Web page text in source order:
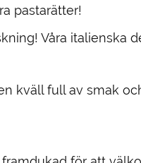
pastarätter!
Våra italienska
kväll full av smak